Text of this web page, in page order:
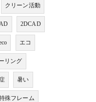
クリーン活動
2DCAD
エコ
リング
暑い
殊フレーム